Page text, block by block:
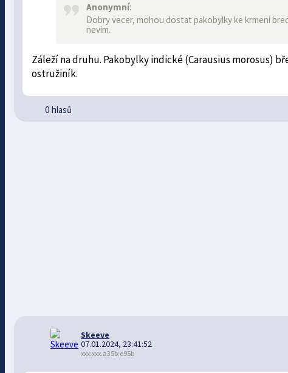
Anonymní:
Dobry vecer, mohou dostat pakobylky ke krmeni
nevim.
Záleží na druhu. Pakobylky indické (Carausius morosus)
ostružiník.
0 hlasů
Skeeve
07.01.2024, 23:41:52
xxx:xxx.a35b:e95b